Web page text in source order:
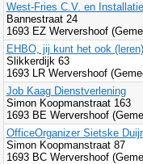
West-Fries C.V. en
Bannestraat 24
1693 EZ Wervershoof
EHBO, jij kunt het ook (leren)
Slikkerdijk 63
1693 LR Wervershoof
Job Kaag Dienstverlening
Simon Koopmanstraat 163
1693 BE Wervershoof
OfficeOrganizer Sietske
Simon Koopmanstraat 87
1693 BC Wervershoof